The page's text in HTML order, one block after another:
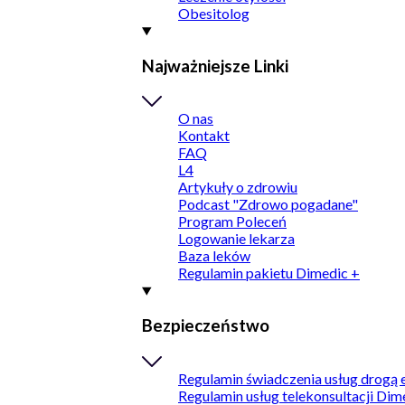
Obesitolog
Najważniejsze Linki
O nas
Kontakt
FAQ
L4
Artykuły o zdrowiu
Podcast "Zdrowo pogadane"
Program Poleceń
Logowanie lekarza
Baza leków
Regulamin pakietu Dimedic +
Bezpieczeństwo
Regulamin świadczenia usług
Regulamin usług telekonsultacji